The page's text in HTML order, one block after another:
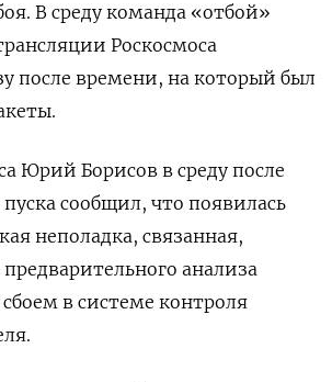
В среду команда «отбой»
Роскосмоса
после времени, на который был
Юрий Борисов в среду после
сообщил, что появилась
неполадка, связанная,
анализа
в системе контроля